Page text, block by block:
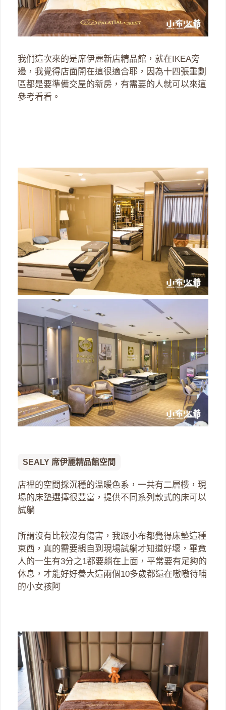
我們這次來的是席伊麗新店精品館，就在IKEA旁
邊，我覺得店面開在這很適合耶，因為十四張重劃
區都是要準備交屋的新房，有需要的人就可以來這
參考看看。
SEALY 席伊麗精品館空間
店裡的空間採沉穩的溫暖色系，一共有二層樓，現
場的床墊選擇很豐富，提供不同系列款式的床可以
試躺
所謂沒有比較沒有傷害，我跟小布都覺得床墊這種
東西，真的需要親自到現場試躺才知道好壞，畢竟
人的一生有3分之1都要躺在上面，平常要有足夠的
休息，才能好好養大這兩個10多歲都還在嗷嗷待哺
的小女孩阿